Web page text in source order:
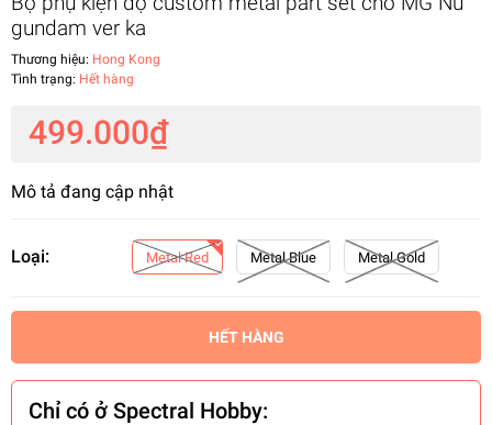
gundam ver ka
Thương hiệu: Hong Kong
Tình trạng: Hết hàng
499.000₫
Mô tả đang cập nhật
Loại: Metal Red Metal Blue Metal Gold
HẾT HÀNG
Chỉ có ở Spectral Hobby: